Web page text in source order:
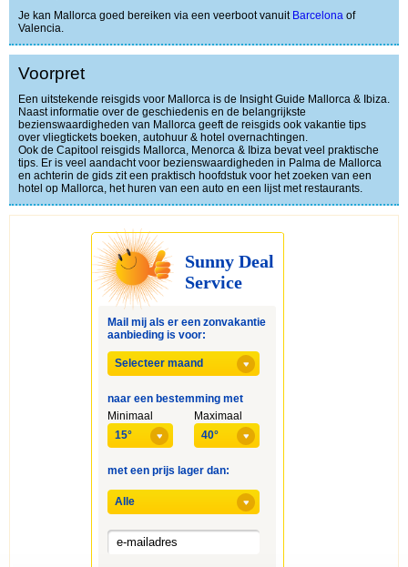
Je kan Mallorca goed bereiken via een veerboot vanuit Barcelona of
Valencia.
Voorpret
Een uitstekende reisgids voor Mallorca is de Insight Guide Mallorca & Ibiza.
Naast informatie over de geschiedenis en de belangrijkste
bezienswaardigheden van Mallorca geeft de reisgids ook vakantie tips
over vliegtickets boeken, autohuur & hotel overnachtingen.
Ook de Capitool reisgids Mallorca, Menorca & Ibiza bevat veel praktische
tips. Er is veel aandacht voor bezienswaardigheden in Palma de Mallorca
en achterin de gids zit een praktisch hoofdstuk voor het zoeken van een
hotel op Mallorca, het huren van een auto en een lijst met restaurants.